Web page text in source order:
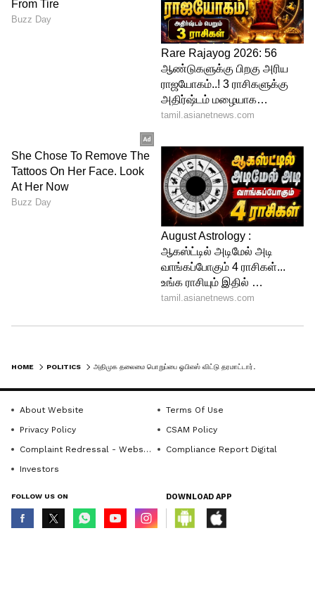
HOME POLITICS
About Website
Terms Of Use
Privacy Policy
CSAM Policy
Complaint Redressal - Website
Compliance Report Digital
Investors
FOLLOW US ON DOWNLOAD APP